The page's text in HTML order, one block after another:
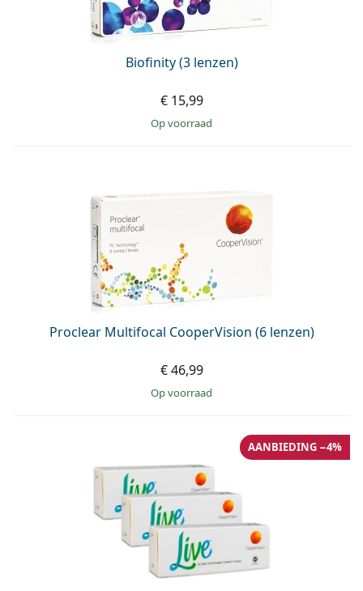
Biofinity (3 lenzen)
€ 15,99
op voorraad
Proclear Multifocal CooperVision (6 lenzen)
€ 46,99
op voorraad
AANBIEDING −4%